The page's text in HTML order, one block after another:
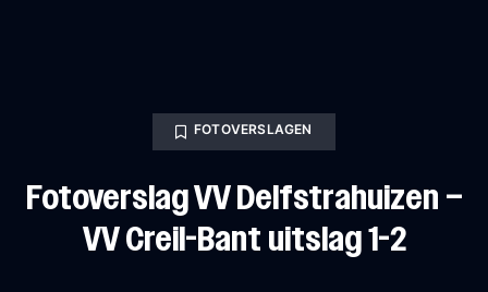
FOTOVERSLAGEN
Fotoverslag VV Delfstrahuizen –
VV Creil-Bant uitslag 1-2